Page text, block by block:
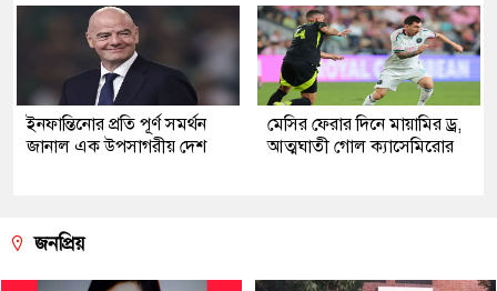
ইনফান্তিনোর প্রতি পূর্ণ সমর্থন
জানাল এক উপসাগরীয় দেশ
মেসির ফেরার দিনে মায়ামির ড্র,
আত্মঘাতী গোল ক্যাসেমিরোর
জনপ্রিয়